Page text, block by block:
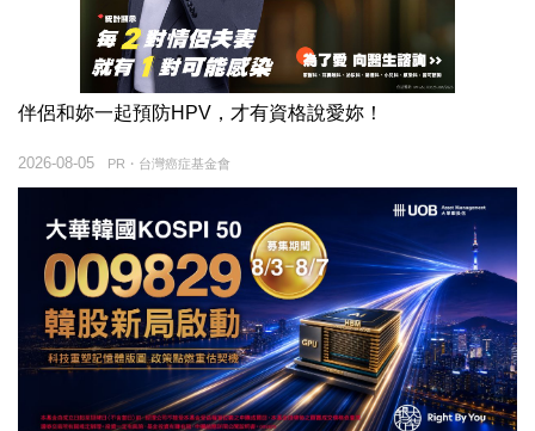
伴侶和妳一起預防HPV，才有資格說愛妳！
PR・台灣癌症基金會
2026-08-05